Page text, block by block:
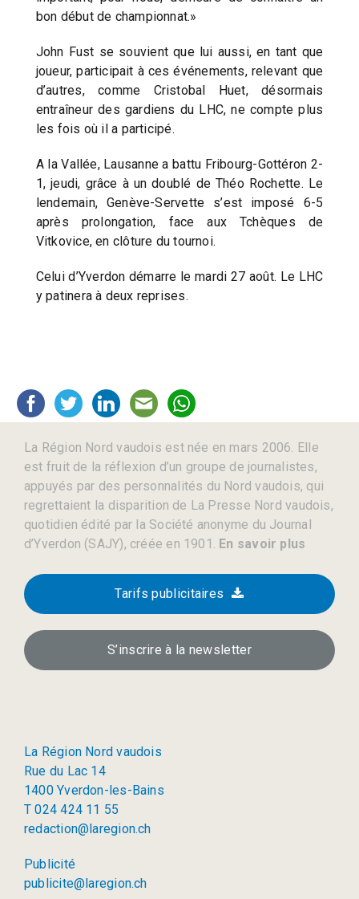
bon début de championnat.»
John Fust se souvient que lui aussi, en tant que
joueur, participait à ces événements, relevant que
d’autres, comme Cristobal Huet, désormais
entraîneur des gardiens du LHC, ne compte plus
les fois où il a participé.
A la Vallée, Lausanne a battu Fribourg-Gottéron 2-
1, jeudi, grâce à un doublé de Théo Rochette. Le
lendemain, Genève-Servette s’est imposé 6-5
après prolongation, face aux Tchèques de
Vitkovice, en clôture du tournoi.
Celui d’Yverdon démarre le mardi 27 août. Le LHC
y patinera à deux reprises.
La Région Nord vaudois est née en mars 2006. Elle
est fruit de la réflexion d’un groupe de journalistes,
appuyés par des personnalités du Nord vaudois, qui
regrettaient la disparition de La Presse Nord vaudois,
quotidien édité par la Société anonyme du Journal
d’Yverdon (SAJY), créée en 1901. En savoir plus
Tarifs publicitaires
S’inscrire à la newsletter
La Région Nord vaudois
Rue du Lac 14
1400 Yverdon-les-Bains
T 024 424 11 55
redaction@laregion.ch
Publicité
publicite@laregion.ch